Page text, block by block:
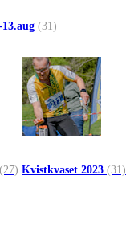
(31)
(27) Kvistkvaset 2023 (31)